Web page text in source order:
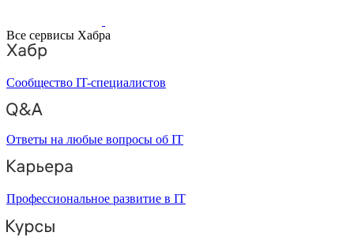
Все сервисы Хабра
Сообщество IT-специалистов
Ответы на любые вопросы об IT
Профессиональное развитие в IT